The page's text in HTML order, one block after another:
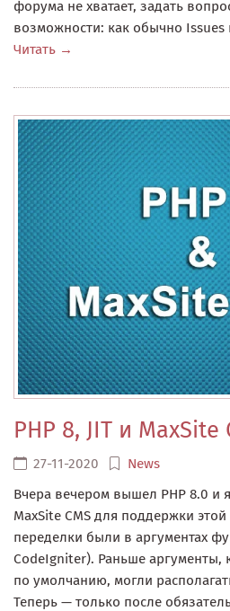
форума не хватает, задать
возможности: как обычно
Читать
PHP 8, JIT и MaxSite
27-11-2020
News
Вчера вечером вышел PHP 8.0 и
MaxSite CMS для поддержки
переделки были в аргументах
CodeIgniter). Раньше аргументы,
по умолчанию, могли
Теперь — только после